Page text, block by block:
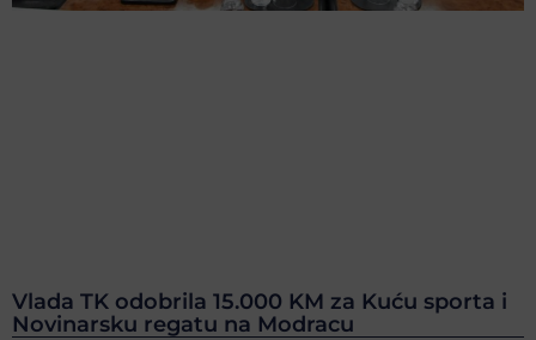
Vlada TK odobrila 15.000 KM za Kuću sporta i
Novinarsku regatu na Modracu